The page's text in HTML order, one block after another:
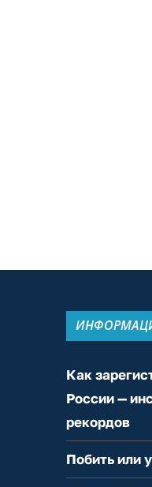
Как
России —
рекордов
Побить или